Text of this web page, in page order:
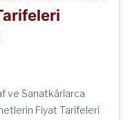
ve Sanatkârlarca
Fiyat Tarifeleri